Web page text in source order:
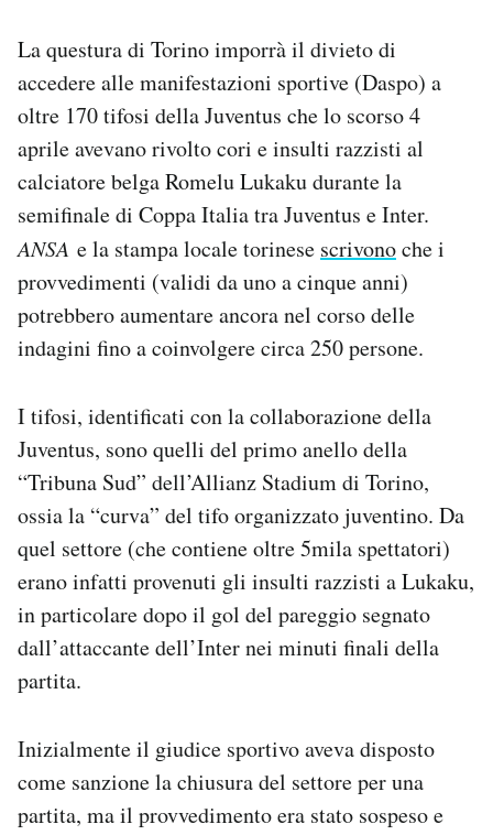
CALENDARIO
Area Personale
Newsletter
Notifiche mobile
Regala il Post
Hai bisogno di aiuto?
Esci
La questura di Torino imporrà il divieto di
accedere alle manifestazioni sportive (Daspo) a
oltre 170 tifosi della Juventus che lo scorso 4
aprile avevano rivolto cori e insulti razzisti al
calciatore belga Romelu Lukaku durante la
semifinale di Coppa Italia tra Juventus e Inter.
ANSA e la stampa locale torinese scrivonoche i
provvedimenti (validi da uno a cinque anni)
potrebbero aumentare ancora nel corso delle
indagini fino a coinvolgere circa 250 persone.
I tifosi, identificati con la collaborazione della
Juventus, sono quelli del primo anello della
“Tribuna Sud” dell’Allianz Stadium di Torino,
ossia la “curva” del tifo organizzato juventino. Da
quel settore (che contiene oltre 5mila spettatori)
erano infatti provenuti gli insulti razzisti a Lukaku,
in particolare dopo il gol del pareggio segnato
dall’attaccante dell’Inter nei minuti finali della
partita.
Inizialmente il giudice sportivo aveva disposto
come sanzione la chiusura del settore per una
partita, ma il provvedimento era stato sospeso e